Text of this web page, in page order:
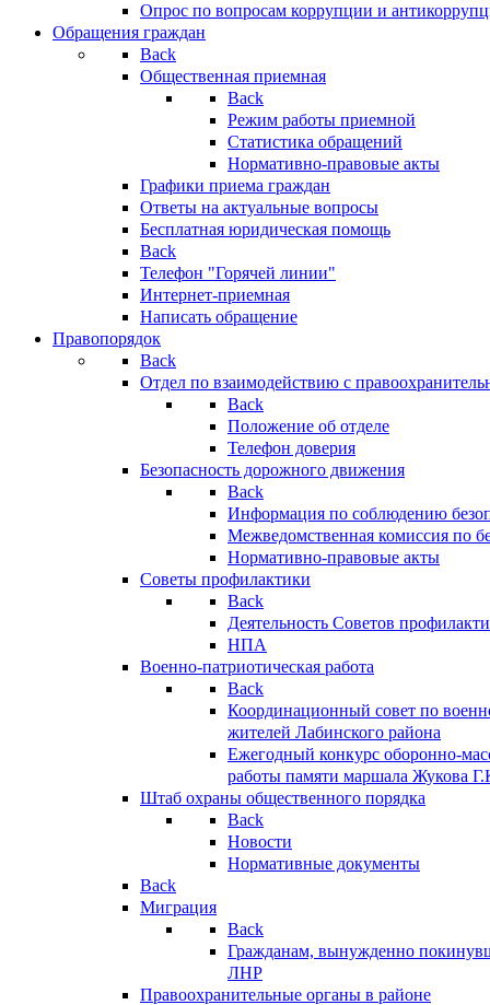
Опрос по вопросам коррупции и
Обращения граждан
Back
Общественная приемная
Back
Режим работы приемной
Статистика обращений
Нормативно-правовые акты
Графики приема граждан
Ответы на актуальные вопросы
Бесплатная юридическая помощь
Back
Телефон "Горячей линии"
Интернет-приемная
Написать обращение
Правопорядок
Back
Отдел по взаимодействию с
Back
Положение об отделе
Телефон доверия
Безопасность дорожного движения
Back
Информация по соблюдению
Межведомственная комиссия по
Нормативно-правовые акты
Советы профилактики
Back
Деятельность Советов
НПА
Военно-патриотическая работа
Back
Координационный совет по
жителей Лабинского района
Ежегодный конкурс оборонно-
работы памяти маршала Жукова
Штаб охраны общественного порядка
Back
Новости
Нормативные документы
Back
Миграция
Back
Гражданам, вынужденно
ЛНР
Правоохранительные органы в районе